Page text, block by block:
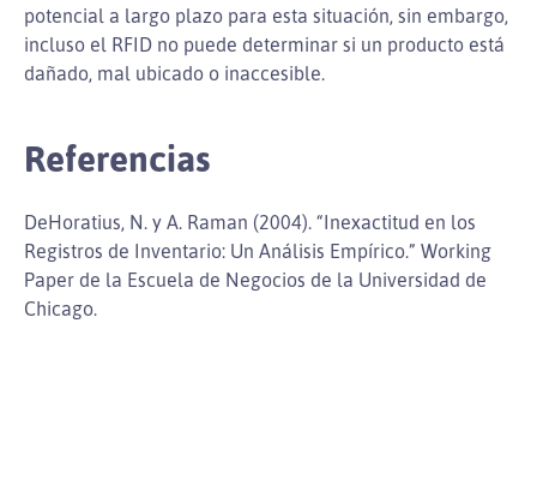
potencial a largo plazo para esta situación, sin embargo,
incluso el RFID no puede determinar si un producto está
dañado, mal ubicado o inaccesible.
Referencias
DeHoratius, N. y A. Raman (2004). “Inexactitud en los
Registros de Inventario: Un Análisis Empírico.” Working
Paper de la Escuela de Negocios de la Universidad de
Chicago.